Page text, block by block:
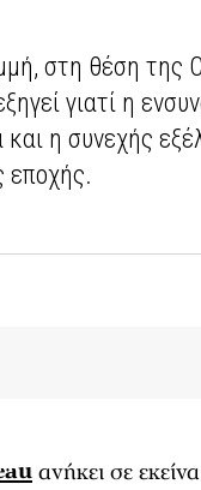
στη θέση της
γιατί η
η συνεχής
εποχής.
ανήκει σε